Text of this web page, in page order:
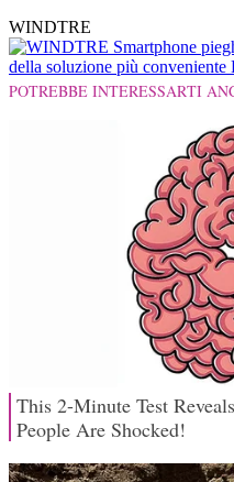
WINDTRE
Smartphone
della soluzione più conveniente